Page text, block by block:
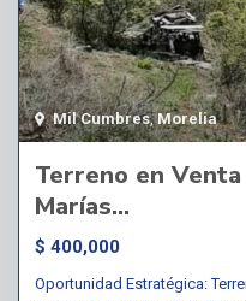
Mil Cumbres,Morelia
Terreno en
Marías...
$ 400,000
Oportunidad Estratégica: